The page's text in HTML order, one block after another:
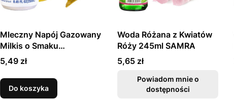
Mleczny Napój Gazowany
Milkis o Smaku
Bananowym 250ml
LOTTE
Cena
5,49 zł
Do koszyka
Woda Różana z Kwiatów
Róży 245ml SAMRA
Cena
5,65 zł
Powiadom mnie o
dostępności